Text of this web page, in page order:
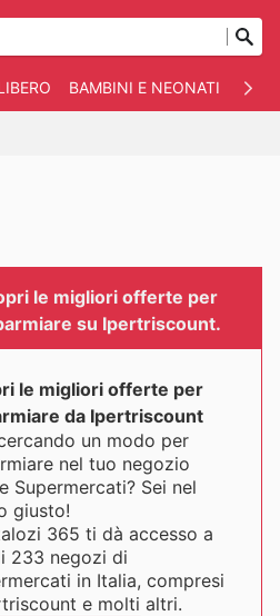
BAMBINI E NEONATI
le migliori offerte per
su Ipertriscount.
le migliori offerte per
da Ipertriscount
un modo per
nel tuo negozio
Supermercati? Sei nel
giusto!
365 ti dà accesso a
233 negozi di
in Italia, compresi
e molti altri.